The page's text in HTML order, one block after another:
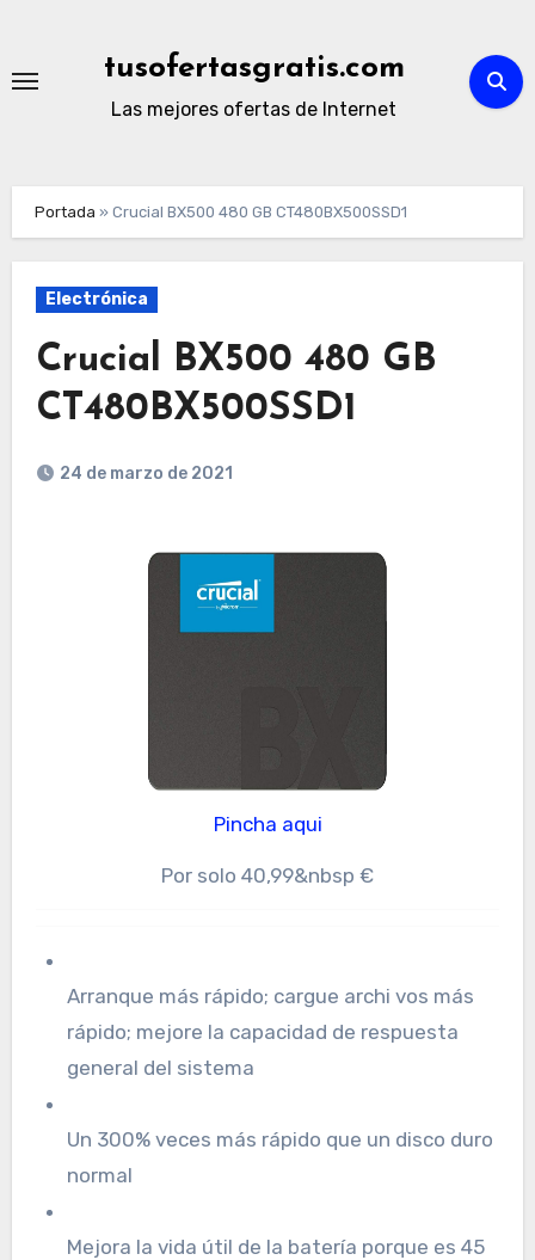
contenido
tusofertasgratis.com
Las mejores ofertas de Internet
Portada »Crucial BX500 480 GB CT480BX500SSD1
Electrónica
Crucial BX500 480 GB
CT480BX500SSD1
24 de marzo de 2021
Pincha aqui
Por solo 40,99&nbsp €
Arranque más rápido; cargue archi vos más
rápido; mejore la capacidad de respuesta
general del sistema
Un 300% veces más rápido que un disco duro
normal
Mejora la vida útil de la batería porque es 45